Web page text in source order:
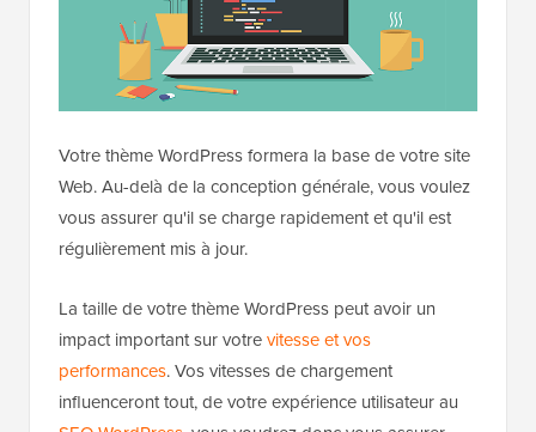
Votre thème WordPress formera la base de votre site
Web. Au-delà de la conception générale, vous voulez
vous assurer qu'il se charge rapidement et qu'il est
régulièrement mis à jour.
La taille de votre thème WordPress peut avoir un
impact important sur votrevitesse et vos
performances. Vos vitesses de chargement
influenceront tout, de votre expérience utilisateur au